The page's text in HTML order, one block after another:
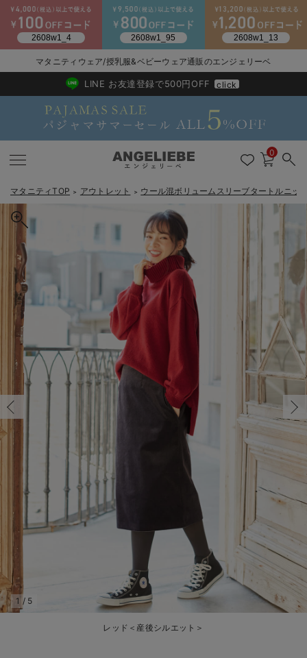
戻る
マタニティウェア全て
マタニティ ワンピース
マタニティ パンツ
マタニティ スカート
マタニティ トップス
マタニティ アウター（コート）・ママコート
戻る
マタニティ 下着・インナー全て
授乳ブラ・マタニティブラ（マタニティインナー・産後用品）
マタニティ ショーツ
妊婦帯・腹帯・産前ガードル
マタニティ 授乳 キャミソール
産褥ショーツ
骨盤・マタニティベルト （妊娠中・産後）
産後 ガードル インナー
マタニティ 腹巻き
戻る
授乳服全て
授乳ワンピース
授乳トップス
戻る
マタニティ フォーマル全て
マタニティ スーツ
マタニティ オフィス 通勤服
マタニティ ドレス（結婚式・お呼ばれ）
マタニティ フォーマル パンツ・ボトムス
戻る
授乳用品全て
妊婦用 抱き枕・授乳クッション
授乳 ケープ
戻る
マタニティレッグウェア全て
マタニティストッキング・タイツ
マタニティレギンス
戻る
マタニティ ボディケア全て
妊娠線クリーム
戻る
アウトレット全て
【アウトレット】ワンピース
【アウトレット】トップス・授乳トップス
【アウトレット】ボトムス
【アウトレット】パジャマ
【アウトレット】インナー
【アウトレット】ベビー
戻る
特集全て
抗菌防臭加工
透け防止
見えてもカワイイ
コットン素材
冷房対策
接触冷感素材
ブラトップ
親子セット
快適機能ウェア特集 ボトムス
快適機能ウェア特集 パジャマ
erbaviva（エルバビーバ）
戻る
再入荷全て
再入荷｜インナー
再入荷｜アウター
送料無料アイテム全て
トップス
スカート
パジャマ
インナー
ブラキャミ おまとめ
MAX55%OFF ブラック
【37周年祭セール】
【37周年祭セール】
【37周年祭セール】
気温差別オススメア
【15℃】3月下旬～
【〜10℃】3月中旬
動きやすく着回しで
涼しくて可愛い「ワ
強撚スムース(コス
マタニティウェア
【おまとめ割】パジ
こだわりの履き心地
オフィス
きれいめトップス派
きれいめスカート派
きれいめ美脚パンツ派
ツィード派
王道シンプル派
セットアップ派
出産準備応援割全て
マタニティパジャマ
マタニティインナー
【オフィスカジュア
【オフィスカジュア
パンツタイプ
【フォーマル】ワン
【フォーマル】ボト
【フォーマル】トッ
【ベビー】半袖
【ベビー】グッズ
2WAYオール
短肌着
セット
快適ウェア10%OFF
快適ウェア10%OFF
春のマタニティワン
セットアップ・ レイ
Aライン ・フレアワ
Iライン ・タイトシ
ジャンパースカート/
ワーク・オフィス
カジュアル
フォーマル / オケー
あったかアイテム｜
Gift Selection 出産
〜3,000円（税込）
〜5,000円（税込）
〜10,000円（税込）
10,001円（税込）〜
女の子におススメの
男の子におススメの
定番ギフト
もらって嬉しいギフト
かわいくておもしろ
何枚あっても嬉しい
長く使えるアイテム
お部屋映えアイテム
冬の冷え対策インナ
綿混素材
腹巻・ひざ上パンツ
保温&リカバリー
レギンス・タイツ
カップ付きインナー
あったか度◎
入院準備の持ち物チ
入院してすぐ使うグ
赤ちゃんへ使うもの
産後に使うグッズ
冬のあったか特集全て
【冬のあったか特集
【冬のあったか特集
【冬のあったか特集
【冬のあったか特集
マタニティウェア/授乳服&ベビーウェア通販のエンジェリーベ
2026/NewArrival
送料495円(一部地域を除く) 7,700円以上で送料無料
LINE お友達登録で500円OFF click
0
マタニティTOP ＞ アウトレット ＞ ウール混ボリュームスリーブタートルニ
レッド＜産後シルエット＞
1 / 5